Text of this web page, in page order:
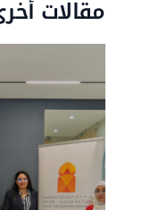
مقالات